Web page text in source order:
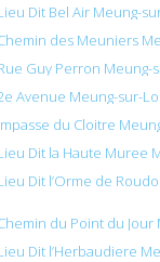
Dit Bel Air Meung-
des Meuniers
Guy Perron Meung-
Avenue Meung-sur-
du Cloitre
Dit la Haute Muree
Dit l’Orme de
du Point du Jour
Dit l’Herbaudiere